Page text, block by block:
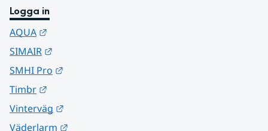
Logga in
AQUA
SIMAIR
SMHI Pro
Timbr
Vinterväg
Väderlarm